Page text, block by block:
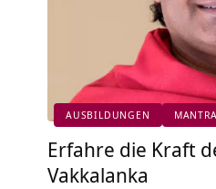
AUSBILDUNGEN
Erfahre die Kraft
Vakkalanka